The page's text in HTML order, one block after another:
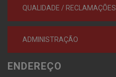
QUALIDADE / RECLAMAÇÕES
ADMINISTRAÇÃO
ENDEREÇO